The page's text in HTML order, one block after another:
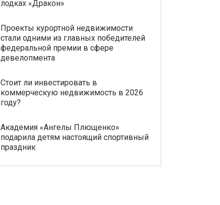
лодках «Дракон»
Проекты курортной недвижимости
стали одними из главных победителей
федеральной премии в сфере
девелопмента
Стоит ли инвестировать в
коммерческую недвижимость в 2026
году?
Академия «Ангелы Плющенко»
подарила детям настоящий спортивный
праздник